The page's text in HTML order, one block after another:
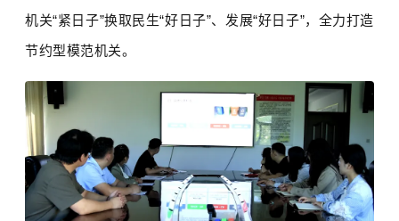
机关“紧日子”换取民生“好日子”、发展“好日子”，全力打造
节约型模范机关。